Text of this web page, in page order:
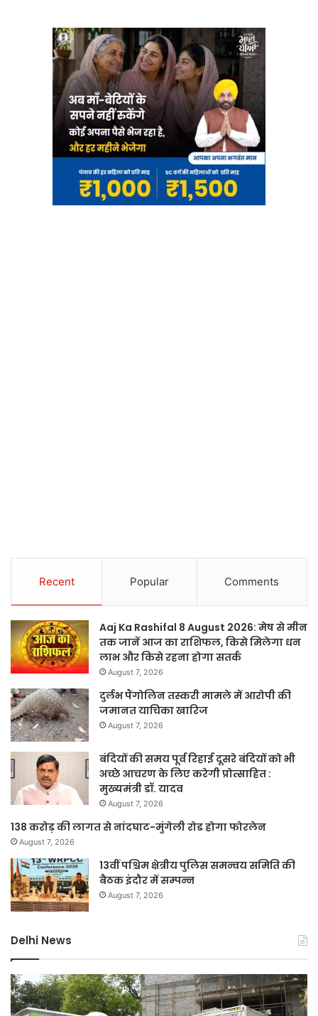
Recent Popular Comments
Aaj Ka Rashifal 8 August 2026: मेष से मीन
तक जानें आज का राशिफल, किसे मिलेगा धन
लाभ और किसे रहना होगा सतर्क
August 7, 2026
दुर्लभ पैंगोलिन तस्करी मामले में आरोपी की
जमानत याचिका खारिज
August 7, 2026
बंदियों की समय पूर्व रिहाई दूसरे बंदियों को भी
अच्छे आचरण के लिए करेगी प्रोत्साहित :
मुख्यमंत्री डॉ. यादव
August 7, 2026
138 करोड़ की लागत से नांदघाट-मुंगेली रोड होगा फोरलेन
August 7, 2026
13वीं पश्चिम क्षेत्रीय पुलिस समन्वय समिति की
बैठक इंदौर में सम्पन्न
August 7, 2026
Delhi News
दिल्ली
में
24